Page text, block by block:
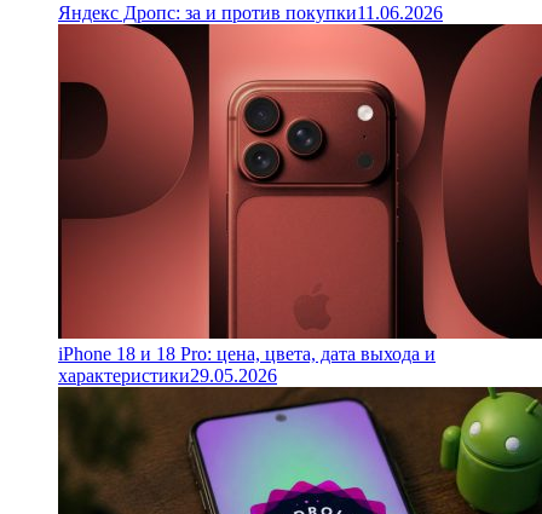
Яндекс Дропс: за и против покупки11.06.2026
iPhone 18 и 18 Pro: цена, цвета, дата выхода и
характеристики29.05.2026